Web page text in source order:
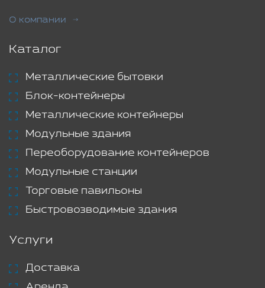
О компании
Каталог
Металлические бытовки
Блок-контейнеры
Металлические контейнеры
Модульные здания
Переоборудование контейнеров
Модульные станции
Торговые павильоны
Быстровозводимые здания
Услуги
Доставка